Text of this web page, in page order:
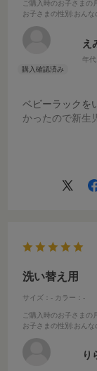
ご購入時のお子さまの
お子さまの性別 :おんな
え
年
ベビーラックを
かったので新生
サイズもぴっ
洗い替え用
サイズ：- カラー：-
ご購入時のお子さまの
お子さまの性別 :おんな
り